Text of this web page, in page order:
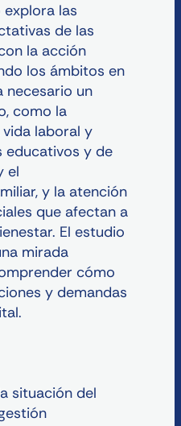
las
de las
la acción
los ámbitos en
necesario un
como la
laboral y
educativos y de
el
y la atención
que afectan a
El estudio
mirada
cómo
y demandas
situación del